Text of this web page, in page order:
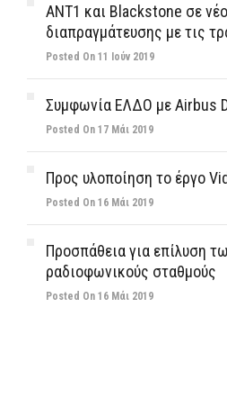
ΑΝΤ1 και Blackstone σε
διαπραγμάτευσης με τις
Posted On 11 Ιούν 2019
Συμφωνία ΕΛΔΟ με Airbus
Posted On 17 Μάι 2019
Προς υλοποίηση το έργο
Posted On 16 Μάι 2019
Προσπάθεια για επίλυση
ραδιοφωνικούς σταθμούς
Posted On 16 Μάι 2019